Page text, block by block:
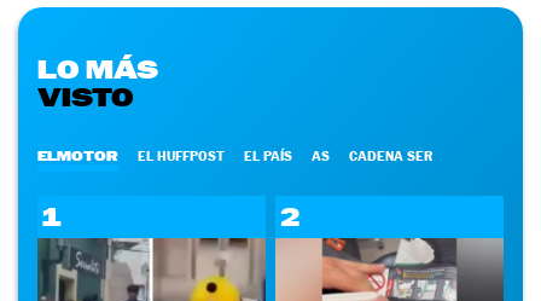
LO MÁS
VISTO
ELMOTOR EL HUFFPOST EL PAÍS AS CADENA SER
1 2